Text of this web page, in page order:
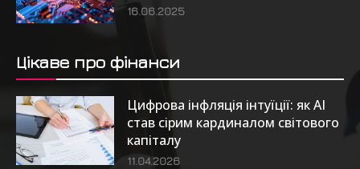
16.06.2025
Цікаве про фінанси
Цифрова інфляція інтуїції: як AI
став сірим кардиналом світового
капіталу
11.04.2026